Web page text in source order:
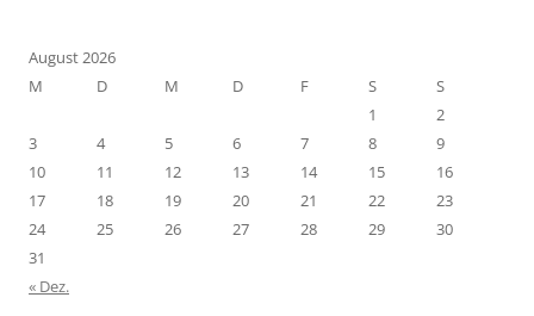
August 2026
M
D M D F S
S
1
2
3
4 5 6 7 8
9
10
11 12 13 14 15
16
17
18 19 20 21 22
23
24
25 26 27 28 29
30
31
« Dez.